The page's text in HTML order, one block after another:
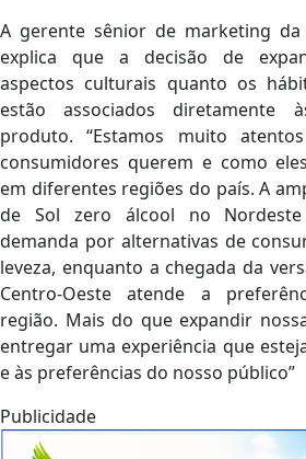
A gerente sênior de marketing da
explica que a decisão de
aspectos culturais quanto os
estão associados diretamente
produto. “Estamos muito
consumidores querem e como
em diferentes regiões do país. A
de Sol zero álcool no
demanda por alternativas de
leveza, enquanto a chegada da
Centro-Oeste atende a
região. Mais do que expandir
entregar uma experiência que
e às preferências do nosso público”
Publicidade